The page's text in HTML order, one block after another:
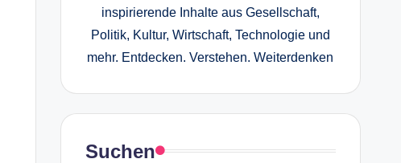
inspirierende Inhalte aus Gesellschaft,
Politik, Kultur, Wirtschaft, Technologie und
mehr. Entdecken. Verstehen. Weiterdenken
Suchen